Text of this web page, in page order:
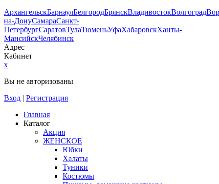
АрхангельскБарнаулБелгородБрянскВладивостокВолгоград
на-ДонуСамараСанкт-
ПетербургСаратовТулаТюменьУфаХабаровскХанты-
МансийскЧелябинск
Адрес
Кабинет
x
Вы не авторизованы
Вход | Регистрация
Главная
Каталог
Акция
ЖЕНСКОЕ
Юбки
Халаты
Туники
Костюмы